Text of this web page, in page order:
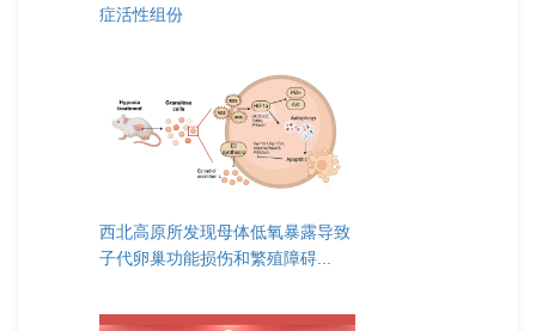
症活性组份
西北高原所发现母体低氧暴露导致
子代卵巢功能损伤和繁殖障碍...